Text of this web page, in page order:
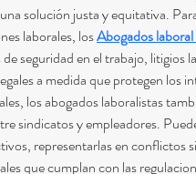
solución justa y equitativa.
laborales, los Abogados
seguridad en el trabajo, litigios
a medida que protegen los
los abogados laboralistas
sindicatos y empleadores.
representarlas en conflictos
que cumplan con las